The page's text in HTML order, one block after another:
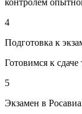
4
Подготовка к
Готовимся к сдаче
5
Экзамен в